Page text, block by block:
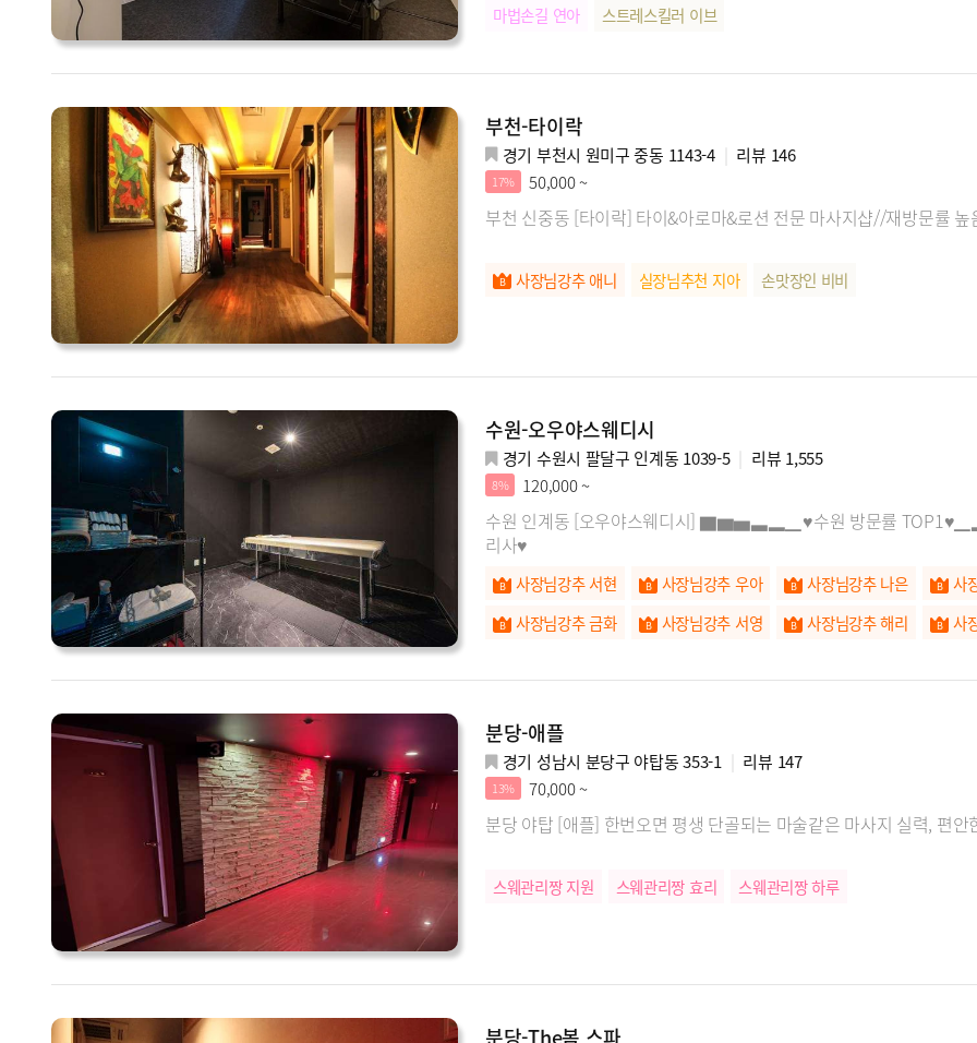
마법손길 연아
스트레스킬러 이브
부천-타이락
경기 부천시 원미구 중동 1143-4 리뷰 146
17% 50,000 ~
부천 신중동 [타이락] 타이&아로마&로션 전문 마사지샵//재방문률
사장님강추 애니 실장님추천 지아 손맛장인 비비
수원-오우야스웨디시
경기 수원시 팔달구 인계동 1039-5 리뷰 1,555
8% 120,000 ~
수원 인계동 [오우야스웨디시] ▇▆▅▃▂▁♥수원 방문률
리사♥
사장님강추 서현 사장님강추 우아 사장님강추 나은 사
사장님강추 금화
사장님강추 서영 사장님강추 해리 사
사장님강추 비비
분당-애플
경기 성남시 분당구 야탑동 353-1 리뷰 147
13% 70,000 ~
분당 야탑 [애플] 한번오면 평생 단골되
스웨관리짱 지원 스웨관리짱 효리 스웨관리짱 하루
분당-The봄 스파